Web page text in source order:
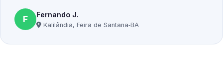
F Fernando J.
Kalilândia, Feira de Santana‑BA